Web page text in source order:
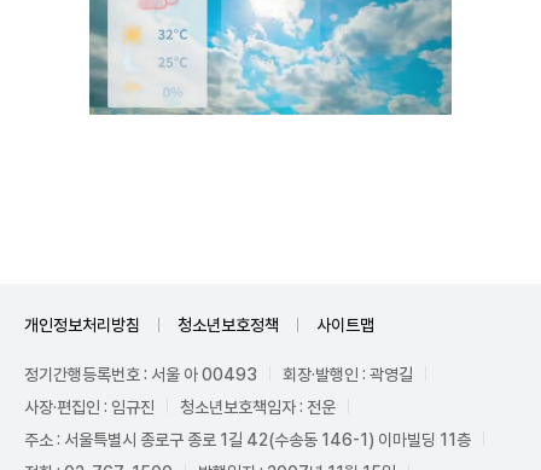
개인정보처리방침 청소년보호정책 사이트맵
정기간행등록번호 : 서울 아 00493
회장·발행인 : 곽영길
사장·편집인 : 임규진
청소년보호책임자 : 전운
주소 : 서울특별시 종로구 종로 1길 42(수송동 146-1) 이마빌딩 11층